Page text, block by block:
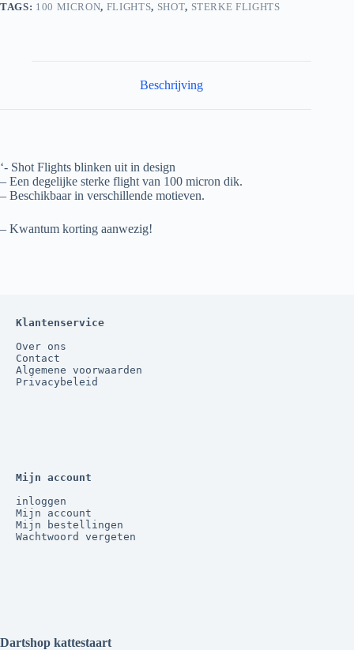
TAGS: 100 MICRON, FLIGHTS, SHOT, STERKE FLIGHTS
Beschrijving
‘- Shot Flights blinken uit in design
– Een degelijke sterke flight van 100 micron dik.
– Beschikbaar in verschillende motieven.
– Kwantum korting aanwezig!
Klantenservice
Over ons
Contact
Algemene voorwaarden
Privacybeleid
Mijn account
inloggen
Mijn account
Mijn bestellingen
Wachtwoord vergeten
Dartshop kattestaart